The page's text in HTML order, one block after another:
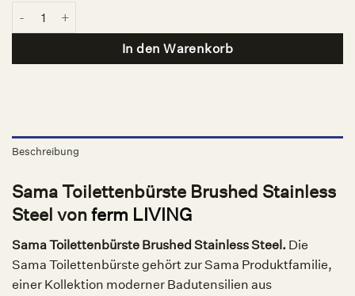
In den Warenkorb
Beschreibung
Sama Toilettenbürste Brushed Stainless
Steel vonferm LIVING
Sama Toilettenbürste Brushed Stainless Steel. Die
Sama Toilettenbürste gehört zur Sama Produktfamilie,
einer Kollektion moderner Badutensilien aus